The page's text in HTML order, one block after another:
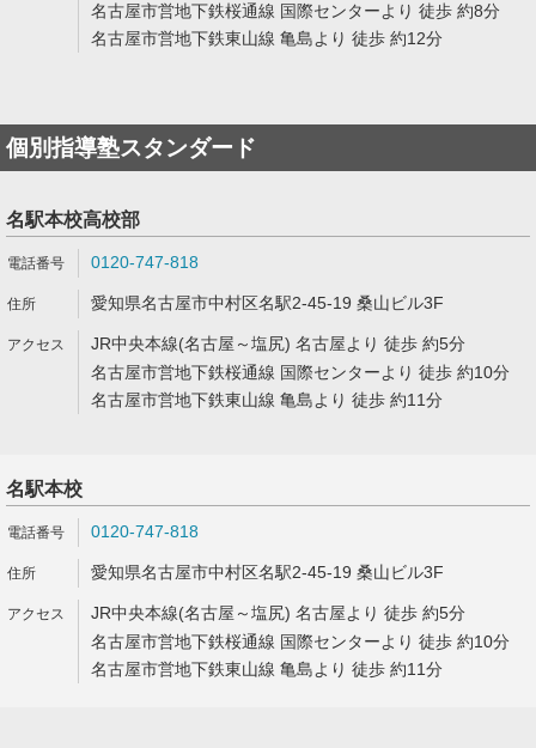
名古屋市営地下鉄桜通線 国際センターより 徒歩 約8分
名古屋市営地下鉄東山線 亀島より 徒歩 約12分
個別指導塾スタンダード
名駅本校高校部
0120-747-818
愛知県名古屋市中村区名駅2-45-19 桑山ビル3F
JR中央本線(名古屋～塩尻) 名古屋より 徒歩 約5分
名古屋市営地下鉄桜通線 国際センターより 徒歩 約10分
名古屋市営地下鉄東山線 亀島より 徒歩 約11分
名駅本校
0120-747-818
愛知県名古屋市中村区名駅2-45-19 桑山ビル3F
JR中央本線(名古屋～塩尻) 名古屋より 徒歩 約5分
名古屋市営地下鉄桜通線 国際センターより 徒歩 約10分
名古屋市営地下鉄東山線 亀島より 徒歩 約11分